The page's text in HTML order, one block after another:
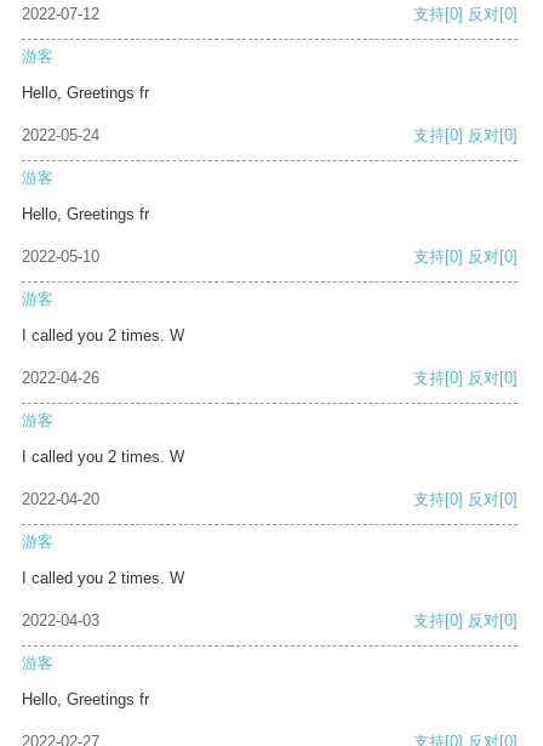
2022-07-12 支持[0] 反对[0]
游客
Hello, Greetings fr
2022-05-24 支持[0] 反对[0]
游客
Hello, Greetings fr
2022-05-10 支持[0] 反对[0]
游客
I called you 2 times. W
2022-04-26 支持[0] 反对[0]
游客
I called you 2 times. W
2022-04-20 支持[0] 反对[0]
游客
I called you 2 times. W
2022-04-03 支持[0] 反对[0]
游客
Hello, Greetings fr
2022-02-27 支持[0] 反对[0]